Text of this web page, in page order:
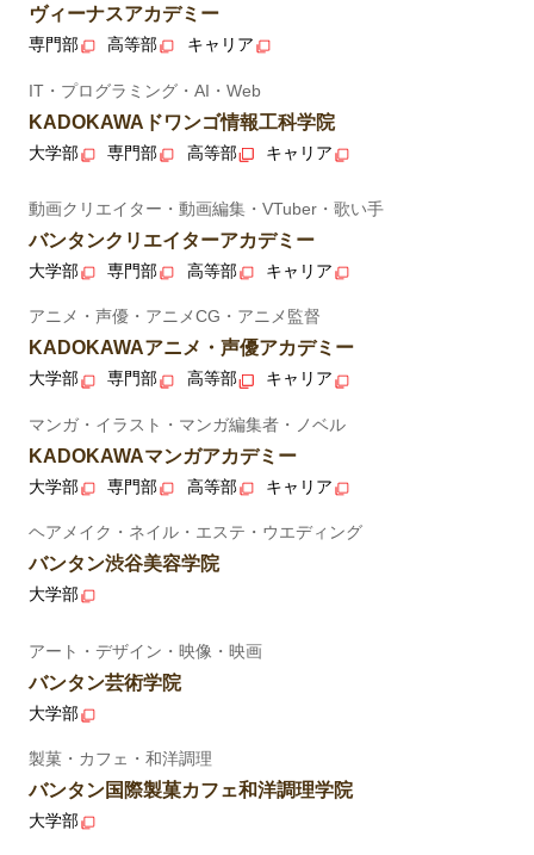
ヴィーナスアカデミー
専門部 高等部 キャリア
IT・プログラミング・AI・Web
KADOKAWAドワンゴ情報工科学院
大学部 専門部 高等部 キャリア
動画クリエイター・動画編集・VTuber・歌い手
バンタンクリエイターアカデミー
大学部 専門部 高等部 キャリア
アニメ・声優・アニメCG・アニメ監督
KADOKAWAアニメ・声優アカデミー
大学部 専門部 高等部 キャリア
マンガ・イラスト・マンガ編集者・ノベル
KADOKAWAマンガアカデミー
大学部 専門部 高等部 キャリア
ヘアメイク・ネイル・エステ・ウエディング
バンタン渋谷美容学院
大学部
アート・デザイン・映像・映画
バンタン芸術学院
大学部
製菓・カフェ・和洋調理
バンタン国際製菓カフェ和洋調理学院
大学部